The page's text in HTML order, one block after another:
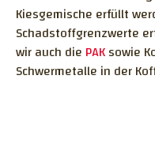
Kiesgemische erfüllt
Schadstoffgrenzwerte
wir auch die PAKsowie
Schwermetalle in der